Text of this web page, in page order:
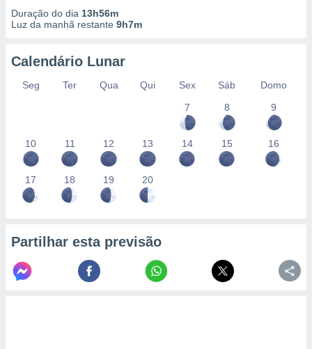
Duração do dia 13h56m
Luz da manhã restante 9h7m
Calendário Lunar
Seg Ter Qua Qui Sex Sáb
Domo
7
8 9
10 11 12 13 14 15 16
17 18 19 20
Partilhar esta previsão